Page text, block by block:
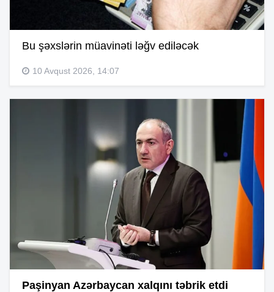
Bu şəxslərin müavinəti ləğv ediləcək
10 Avqust 2026, 14:07
Paşinyan Azərbaycan xalqını təbrik etdi